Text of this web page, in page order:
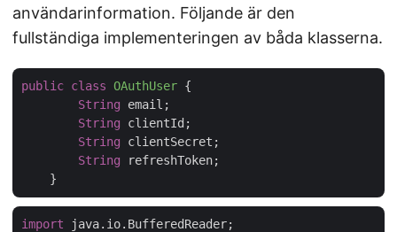
användarinformation. Följande är den
fullständiga implementeringen av båda klasserna.
public class OAuthUser {
String email;
String clientId;
String clientSecret;
String refreshToken;
import